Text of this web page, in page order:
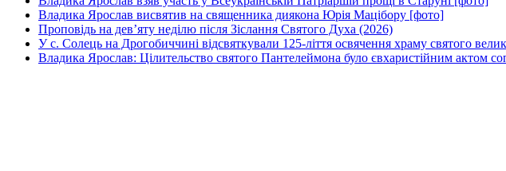
Владика Ярослав висвятив на священника диякона Юрія Мацібору [фото]
Проповідь на дев’яту неділю після Зіслання Святого Духа (2026)
У с. Солець на Дрогобиччині відсвяткували 125-ліття освячення храму святого
Владика Ярослав: Цілительство святого Пантелеймона було євхаристійним актом